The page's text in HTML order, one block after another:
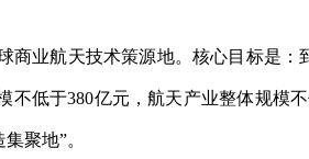
业航天技术策源地。核心目标是：
低于380亿元，航天产业整体规模
聚地”。